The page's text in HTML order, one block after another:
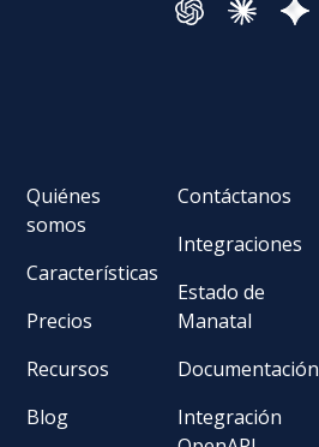
Quiénes
somos
Características
Precios
Recursos
Blog
Contáctanos
Integraciones
Estado de
Manatal
Documentación
Integración